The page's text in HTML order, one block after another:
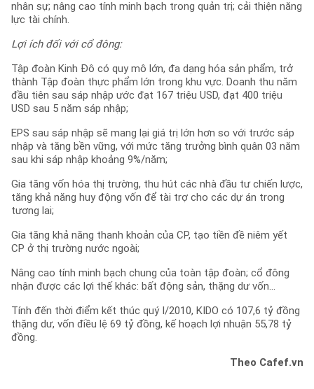
nhân sự; nâng cao tính minh bạch trong quản trị; cải thiện năng
lực tài chính.
Lợi ích đối với cổ đông:
Tập đoàn Kinh Đô có quy mô lớn, đa dạng hóa sản phẩm, trở
thành Tập đoàn thực phẩm lớn trong khu vực. Doanh thu năm
đầu tiên sau sáp nhập ước đạt 167 triệu USD, đạt 400 triệu
USD sau 5 năm sáp nhập;
EPS sau sáp nhập sẽ mang lại giá trị lớn hơn so với trước sáp
nhập và tăng bền vững, với mức tăng trưởng bình quân 03 năm
sau khi sáp nhập khoảng 9%/năm;
Gia tăng vốn hóa thị trường, thu hút các nhà đầu tư chiến lược,
tăng khả năng huy động vốn để tài trợ cho các dự án trong
tương lai;
Gia tăng khả năng thanh khoản của CP, tạo tiền đề niêm yết
CP ở thị trường nước ngoài;
Nâng cao tính minh bạch chung của toàn tập đoàn; cổ đông
nhận được các lợi thế khác: bất động sản, thặng dư vốn…
Tính đến thời điểm kết thúc quý I/2010, KIDO có 107,6 tỷ đồng
thặng dư, vốn điều lệ 69 tỷ đồng, kế hoạch lợi nhuận 55,78 tỷ
đồng.
Theo Cafef.vn